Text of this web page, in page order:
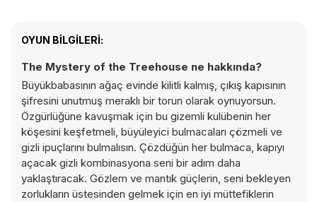
OYUN BILGILERI:
The Mystery of the Treehouse ne hakkında?
Büyükbabasının ağaç evinde kilitli kalmış, çıkış kapısının
şifresini unutmuş meraklı bir torun olarak oynuyorsun.
Özgürlüğüne kavuşmak için bu gizemli kulübenin her
köşesini keşfetmeli, büyüleyici bulmacaları çözmeli ve
gizli ipuçlarını bulmalısın. Çözdüğün her bulmaca, kapıyı
açacak gizli kombinasyona seni bir adım daha
yaklaştıracak. Gözlem ve mantık güçlerin, seni bekleyen
zorlukların üstesinden gelmek için en iyi müttefiklerin